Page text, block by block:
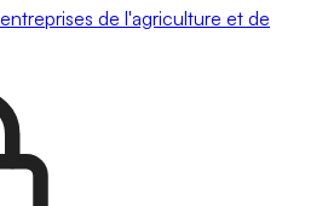
de l'agriculture et de